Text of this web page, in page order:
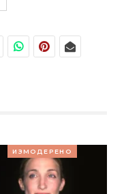
ИЗМОДЕРЕНО